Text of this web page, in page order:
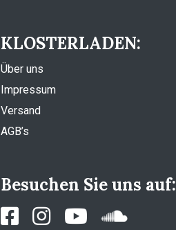
KLOSTERLADEN:
Über uns
Impressum
Versand
AGB’s
Besuchen Sie uns auf: